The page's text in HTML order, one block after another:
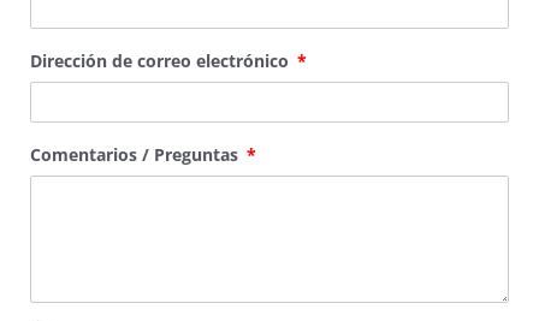
Dirección de correo electrónico
Comentarios / Preguntas